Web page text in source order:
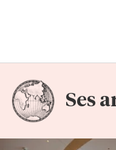
Ses